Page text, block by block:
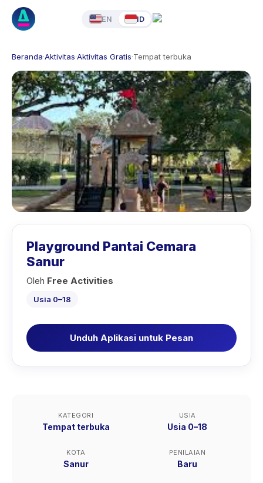
EN ID
Beranda·Aktivitas·Aktivitas Gratis·Tempat terbuka
Playground Pantai Cemara
Sanur
Oleh Free Activities
Usia 0–18
Unduh Aplikasi untuk Pesan
KATEGORI
Tempat terbuka
USIA
Usia 0–18
KOTA
Sanur
PENILAIAN
Baru